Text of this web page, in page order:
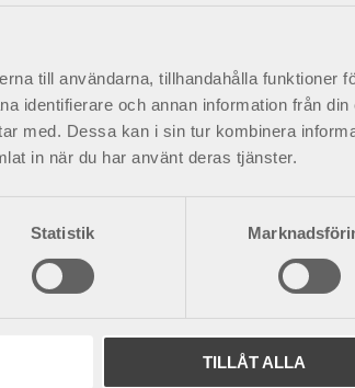
till användarna, tillhandahålla funktioner
identifierare och annan information från din
med. Dessa kan i sin tur kombinera
in när du har använt deras tjänster.
Statistik
TILLÅT ALLA
i kroppens leder
eller
estetisk kirurgi
möjliga